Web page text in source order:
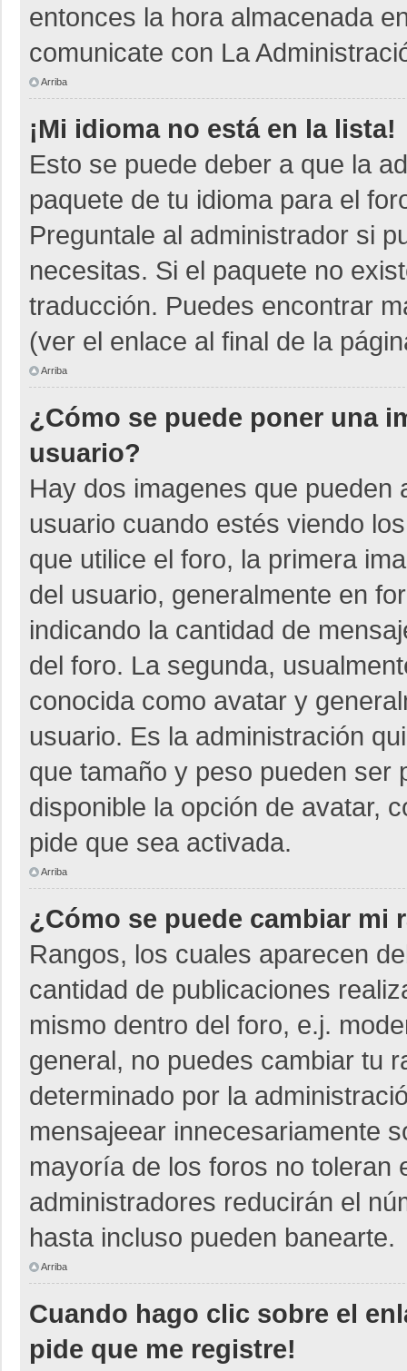
entonces la hora almacenada
comunicate con La
Arriba
¡Mi idioma no está en la lista!
Esto se puede deber a que la
paquete de tu idioma para el
Preguntale al administrador si
necesitas. Si el paquete no
traducción. Puedes encontrar
(ver el enlace al final de la
Arriba
¿Cómo se puede poner una
usuario?
Hay dos imagenes que
usuario cuando estés viendo
que utilice el foro, la primera
del usuario, generalmente en
indicando la cantidad de
del foro. La segunda,
conocida como avatar y
usuario. Es la administración
que tamaño y peso pueden ser
disponible la opción de avatar,
pide que sea activada.
Arriba
¿Cómo se puede cambiar mi
Rangos, los cuales aparecen
cantidad de publicaciones
mismo dentro del foro, e.j.
general, no puedes cambiar tu
determinado por la
mensajeear innecesariamente
mayoría de los foros no toleran
administradores reducirán el
hasta incluso pueden banearte.
Arriba
Cuando hago clic sobre el
pide que me registre!